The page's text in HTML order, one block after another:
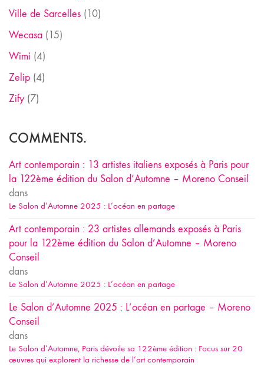
Ville de Sarcelles (10)
Wecasa (15)
Wimi (4)
Zelip (4)
Zify (7)
COMMENTS.
Art contemporain : 13 artistes italiens exposés à Paris pour
la 122ème édition du Salon d’Automne – Moreno Conseil
dans
Le Salon d’Automne 2025 : L’océan en partage
Art contemporain : 23 artistes allemands exposés à Paris
pour la 122ème édition du Salon d’Automne – Moreno
Conseil
dans
Le Salon d’Automne 2025 : L’océan en partage
Le Salon d’Automne 2025 : L’océan en partage – Moreno
Conseil
dans
Le Salon d’Automne, Paris dévoile sa 122ème édition : Focus sur 20
œuvres qui explorent la richesse de l’art contemporain